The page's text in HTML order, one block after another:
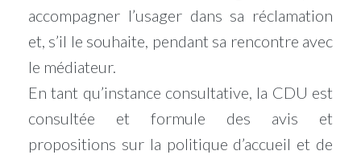
accompagner l’usager dans sa réclamation
et, s’il le souhaite, pendant sa rencontre avec
le médiateur.
En tant qu’instance consultative, la CDU est
consultée et formule des avis et
propositions sur la politique d’accueil et de